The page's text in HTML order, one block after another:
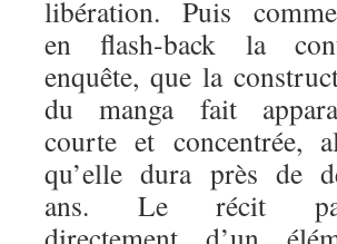
libération. Puis
en flash-back la
enquête, que la
du manga fait
courte et concentrée,
qu’elle dura près de
ans. Le récit